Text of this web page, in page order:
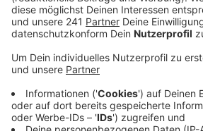
Veröffentlicht: Montag, 30.05.2022